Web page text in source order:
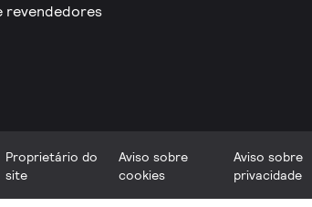
revendedores
Proprietário do
site
Aviso sobre
cookies
Aviso sobre
privacidade